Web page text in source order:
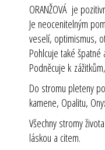
ORANŽOVÁ je
Je neocenitelným
veselí, optimismus,
Pohlcuje také
Podněcuje k
Do stromu pleteny
kamene, Opalitu,
Všechny stromy
láskou a citem.